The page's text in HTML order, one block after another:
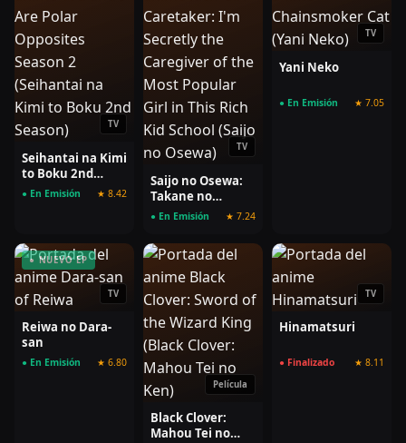
TV
Seihantai na Kimi
to Boku 2nd
Season
● En Emisión ★ 8.42
TV
Saijo no Osewa:
Takane no
Hanadarake na
Gakuin Ichi no
Ojousama
(Seikatsu
wo Kagenagara
Osewa suru Koto
● En Emisión ★ 7.24
TV
Yani Neko
● En Emisión ★ 7.05
● NUEVO EP
TV
Reiwa no Dara-
san
● En Emisión ★ 6.80
Película
Black Clover:
Mahou Tei no
TV
Hinamatsuri
● Finalizado ★ 8.11